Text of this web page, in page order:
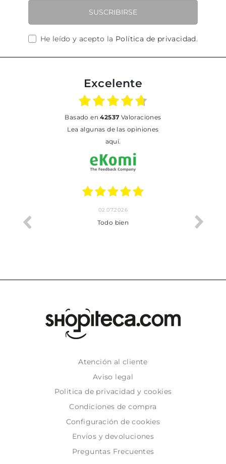
SUSCRIBIRSE
He leído y acepto la Política de privacidad.
Excelente
basado en42537 Valoraciones
Lea algunas de las opiniones
aquí.
02.07.2026
Todo bien
Atención al cliente
Aviso legal
Politica de privacidad y cookies
Condiciones de compra
Configuración de cookies
Envíos y devoluciones
Preguntas Frecuentes